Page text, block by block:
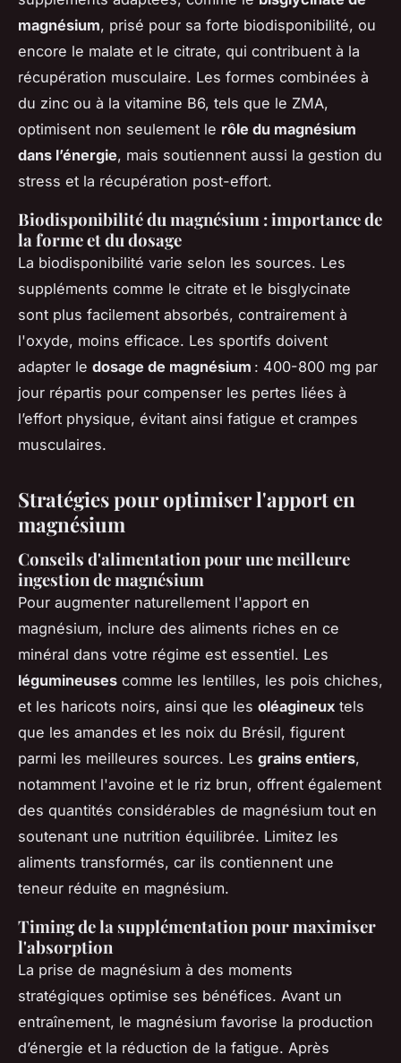
magnésium, prisé pour sa forte biodisponibilité, ou
encore le malate et le citrate, qui contribuent à la
récupération musculaire. Les formes combinées à
du zinc ou à la vitamine B6, tels que le ZMA,
optimisent non seulement le rôle du magnésium
dans l’énergie, mais soutiennent aussi la gestion du
stress et la récupération post-effort.
Biodisponibilité du magnésium : importance de
la forme et du dosage
La biodisponibilité varie selon les sources. Les
suppléments comme le citrate et le bisglycinate
sont plus facilement absorbés, contrairement à
l'oxyde, moins efficace. Les sportifs doivent
adapter le dosage de magnésium : 400-800 mg par
jour répartis pour compenser les pertes liées à
l’effort physique, évitant ainsi fatigue et crampes
musculaires.
Stratégies pour optimiser l'apport en
magnésium
Conseils d'alimentation pour une meilleure
ingestion de magnésium
Pour augmenter naturellement l'apport en
magnésium, inclure des aliments riches en ce
minéral dans votre régime est essentiel. Les
légumineuses comme les lentilles, les pois chiches,
et les haricots noirs, ainsi que les oléagineux tels
que les amandes et les noix du Brésil, figurent
parmi les meilleures sources. Les grains entiers,
notamment l'avoine et le riz brun, offrent également
des quantités considérables de magnésium tout en
soutenant une nutrition équilibrée. Limitez les
aliments transformés, car ils contiennent une
teneur réduite en magnésium.
Timing de la supplémentation pour maximiser
l'absorption
La prise de magnésium à des moments
stratégiques optimise ses bénéfices. Avant un
entraînement, le magnésium favorise la production
d’énergie et la réduction de la fatigue. Après